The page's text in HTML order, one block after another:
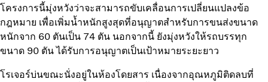
โครงการนี้มุ่งหวังว่าจะสามารถขับเคลื่อนการเปลี่ยนแปลงข้อ
กฎหมาย เพื่อเพิ่มน้ำหนักสูงสุดที่อนุญาตสำหรับการขนส่งขนาด
หนักจาก 60 ตันเป็น 74 ตัน นอกจากนี้ ยังมุ่งหวังให้รถบรรทุก
ขนาด 90 ตัน ได้รับการอนุญาตเป็นเป้าหมายระยะยาว
โรเจอร์บ่นขณะนั่งอยู่ในห้องโดยสาร เนื่องจากอุณหภูมิติดลบที่